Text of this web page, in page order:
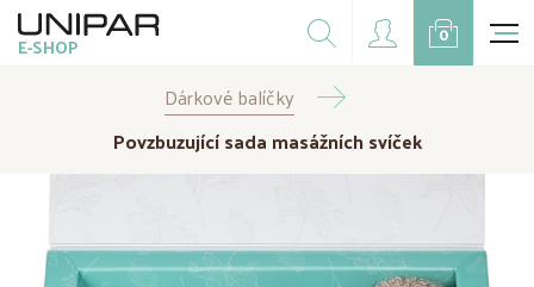
E-SHOP
Dárkové balíčky
Doplňky
Doprodej
Kampaně
CZK EUR
0
Dárkové balíčky
Povzbuzující sada masážních svíček